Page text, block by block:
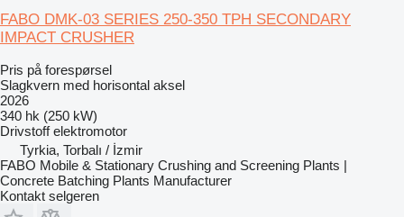
FABO DMK-03 SERIES 250-350 TPH SECONDARY
IMPACT CRUSHER
Pris på forespørsel
Slagkvern med horisontal aksel
2026
340 hk (250 kW)
Drivstoff elektromotor
Tyrkia, Torbalı / İzmir
FABO Mobile & Stationary Crushing and Screening Plants |
Concrete Batching Plants Manufacturer
Kontakt selgeren